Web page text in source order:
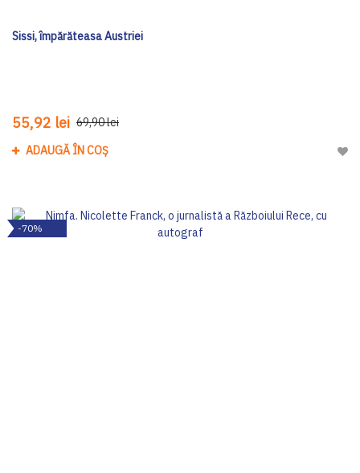
Sissi, împărăteasa Austriei
55,92 lei 69,90 lei
ADAUGĂ ÎN COȘ
-70%